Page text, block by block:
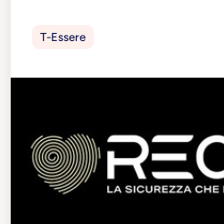
T-Essere